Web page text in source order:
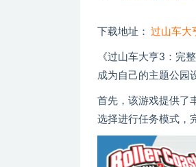
下载地址： 过山车大
《过山车大亨3：完
成为自己的主题公园
首先，该游戏提供了
选择进行任务模式，